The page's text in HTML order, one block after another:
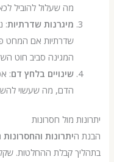
מה שעלול להוביל לכאב
מיגרנות שדרתיות: נשים
שדרתיות אם המחט פוגעת
המגינה סביב חוט השדרה.
שינויים בלחץ דם : אפידורל
הדם, מה שעשוי להשפיע
מול חסרונות
יתרונות והחסרונותהקשורים
קבלת ההחלטות. שקלת